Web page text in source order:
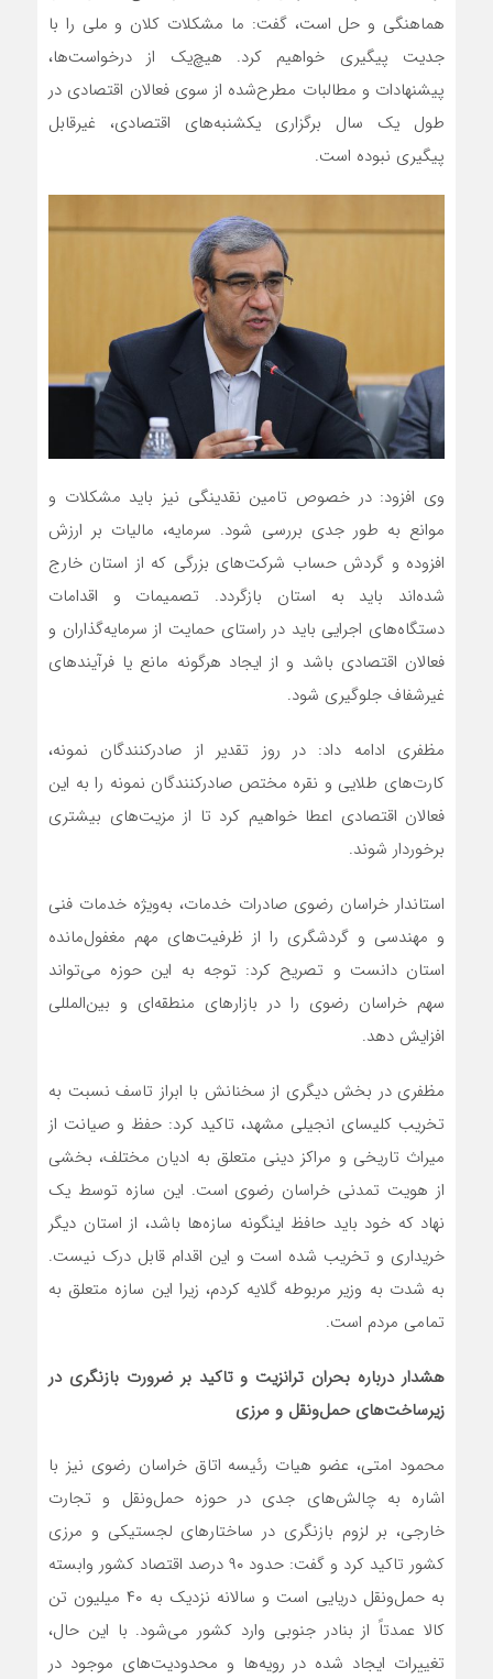
هماهنگی و حل است، گفت: ما مشکلات کلان و ملی را با
جدیت پیگیری خواهیم کرد. هیچ‌یک از درخواست‌ها،
پیشنهادات و مطالبات مطرح‌شده از سوی فعالان اقتصادی در
طول یک سال برگزاری یکشنبه‌های اقتصادی، غیرقابل
پیگیری نبوده است.
وی افزود: در خصوص تامین نقدینگی نیز باید مشکلات و
موانع به طور جدی بررسی شود. سرمایه، مالیات بر ارزش
افزوده و گردش حساب شرکت‌های بزرگی که از استان خارج
شده‌اند باید به استان بازگردد. تصمیمات و اقدامات
دستگاه‌های اجرایی باید در راستای حمایت از سرمایه‌گذاران و
فعالان اقتصادی باشد و از ایجاد هرگونه مانع یا فرآیندهای
غیرشفاف جلوگیری شود.
مظفری ادامه داد: در روز تقدیر از صادرکنندگان نمونه،
کارت‌های طلایی و نقره مختص صادرکنندگان نمونه را به این
فعالان اقتصادی اعطا خواهیم کرد تا از مزیت‌های بیشتری
برخوردار شوند.
استاندار خراسان رضوی صادرات خدمات، به‌ویژه خدمات فنی
و مهندسی و گردشگری را از ظرفیت‌های مهم مغفول‌مانده
استان دانست و تصریح کرد: توجه به این حوزه می‌تواند
سهم خراسان رضوی را در بازارهای منطقه‌ای و بین‌المللی
افزایش دهد.
مظفری در بخش دیگری از سخنانش با ابراز تاسف نسبت به
تخریب کلیسای انجیلی مشهد، تاکید کرد: حفظ و صیانت از
میراث تاریخی و مراکز دینی متعلق به ادیان مختلف، بخشی
از هویت تمدنی خراسان رضوی است. این سازه توسط یک
نهاد که خود باید حافظ اینگونه سازه‌ها باشد، از استان دیگر
خریداری و تخریب شده است و این اقدام قابل درک نیست.
به شدت به وزیر مربوطه گلایه کردم، زیرا این سازه متعلق به
تمامی مردم است.
هشدار درباره بحران ترانزیت و تاکید بر ضرورت بازنگری در
زیرساخت‌های حمل‌ونقل و مرزی
محمود امتی، عضو هیات رئیسه اتاق خراسان رضوی نیز با
اشاره به چالش‌های جدی در حوزه حمل‌ونقل و تجارت
خارجی، بر لزوم بازنگری در ساختارهای لجستیکی و مرزی
کشور تاکید کرد و گفت: حدود ۹۰ درصد اقتصاد کشور وابسته
به حمل‌ونقل دریایی است و سالانه نزدیک به ۴۰ میلیون تن
کالا عمدتاً از بنادر جنوبی وارد کشور می‌شود. با این حال،
تغییرات ایجاد شده در رویه‌ها و محدودیت‌های موجود در